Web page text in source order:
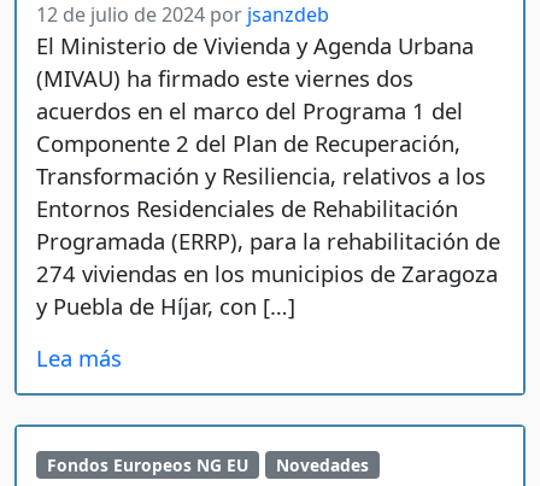
12 de julio de 2024 por jsanzdeb
El Ministerio de Vivienda y Agenda Urbana
(MIVAU) ha firmado este viernes dos
acuerdos en el marco del Programa 1 del
Componente 2 del Plan de Recuperación,
Transformación y Resiliencia, relativos a los
Entornos Residenciales de Rehabilitación
Programada (ERRP), para la rehabilitación de
274 viviendas en los municipios de Zaragoza
y Puebla de Híjar, con […]
Lea más
Fondos Europeos NG EU Novedades